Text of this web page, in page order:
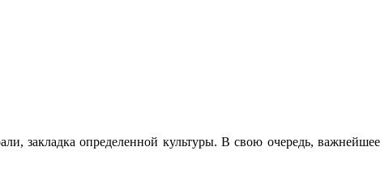
закладка определенной культуры. В свою очередь, важнейшее